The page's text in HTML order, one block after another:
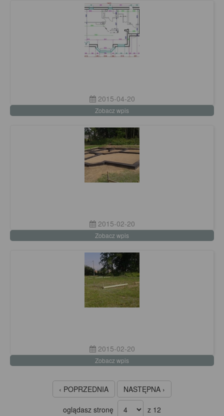
2015-04-20
Zobacz wpis
2015-02-20
Zobacz wpis
2015-02-20
Zobacz wpis
‹ POPRZEDNIA NASTĘPNA ›
oglądasz stronę
z 12